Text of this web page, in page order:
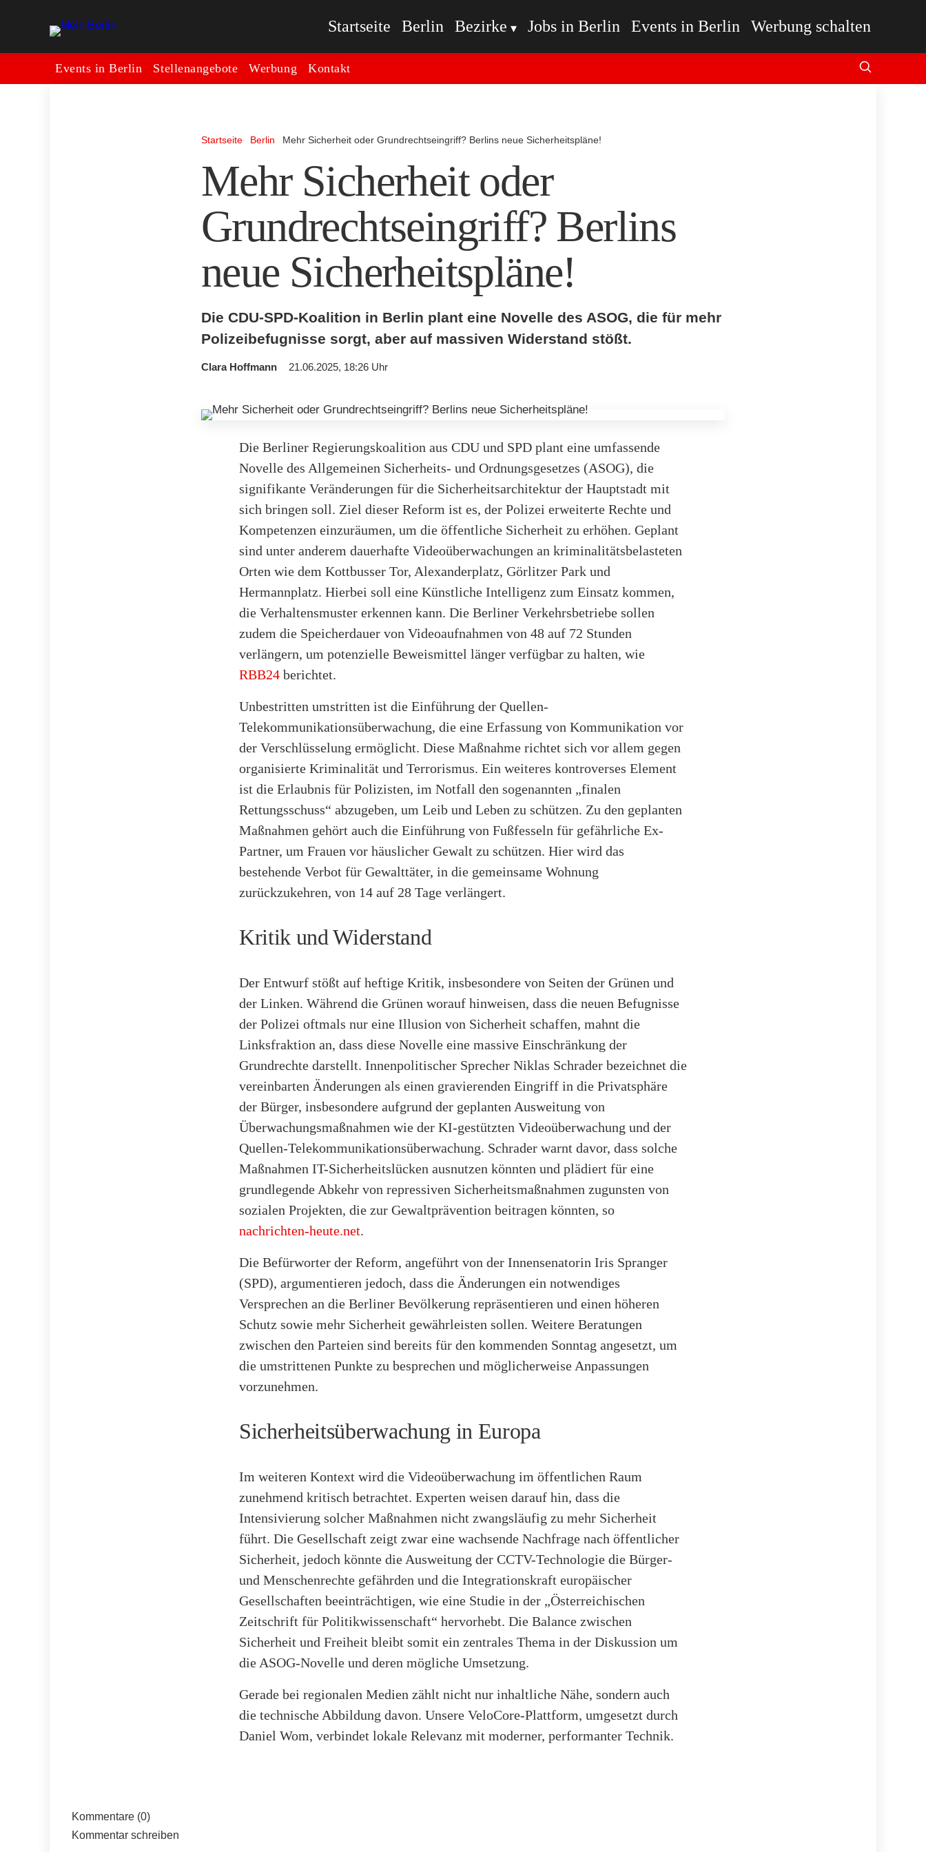
Startseite Berlin Bezirke Jobs in Berlin Events in Berlin Werbung schalten
Events in Berlin Stellenangebote Werbung Kontakt
Startseite Berlin Mehr Sicherheit oder Grundrechtseingriff? Berlins neue Sicherheitspläne!
Mehr Sicherheit oder
Grundrechtseingriff? Berlins
neue Sicherheitspläne!
Die CDU-SPD-Koalition in Berlin plant eine Novelle des ASOG, die für mehr
Polizeibefugnisse sorgt, aber auf massiven Widerstand stößt.
Clara Hoffmann 21.06.2025, 18:26 Uhr
Die Berliner Regierungskoalition aus CDU und SPD plant eine umfassende
Novelle des Allgemeinen Sicherheits- und Ordnungsgesetzes (ASOG), die
signifikante Veränderungen für die Sicherheitsarchitektur der Hauptstadt mit
sich bringen soll. Ziel dieser Reform ist es, der Polizei erweiterte Rechte und
Kompetenzen einzuräumen, um die öffentliche Sicherheit zu erhöhen. Geplant
sind unter anderem dauerhafte Videoüberwachungen an kriminalitätsbelasteten
Orten wie dem Kottbusser Tor, Alexanderplatz, Görlitzer Park und
Hermannplatz. Hierbei soll eine Künstliche Intelligenz zum Einsatz kommen,
die Verhaltensmuster erkennen kann. Die Berliner Verkehrsbetriebe sollen
zudem die Speicherdauer von Videoaufnahmen von 48 auf 72 Stunden
verlängern, um potenzielle Beweismittel länger verfügbar zu halten, wie
RBB24 berichtet.
Unbestritten umstritten ist die Einführung der Quellen-
Telekommunikationsüberwachung, die eine Erfassung von Kommunikation vor
der Verschlüsselung ermöglicht. Diese Maßnahme richtet sich vor allem gegen
organisierte Kriminalität und Terrorismus. Ein weiteres kontroverses Element
ist die Erlaubnis für Polizisten, im Notfall den sogenannten „finalen
Rettungsschuss“ abzugeben, um Leib und Leben zu schützen. Zu den geplanten
Maßnahmen gehört auch die Einführung von Fußfesseln für gefährliche Ex-
Partner, um Frauen vor häuslicher Gewalt zu schützen. Hier wird das
bestehende Verbot für Gewalttäter, in die gemeinsame Wohnung
zurückzukehren, von 14 auf 28 Tage verlängert.
Kritik und Widerstand
Der Entwurf stößt auf heftige Kritik, insbesondere von Seiten der Grünen und
der Linken. Während die Grünen worauf hinweisen, dass die neuen Befugnisse
der Polizei oftmals nur eine Illusion von Sicherheit schaffen, mahnt die
Linksfraktion an, dass diese Novelle eine massive Einschränkung der
Grundrechte darstellt. Innenpolitischer Sprecher Niklas Schrader bezeichnet die
vereinbarten Änderungen als einen gravierenden Eingriff in die Privatsphäre
der Bürger, insbesondere aufgrund der geplanten Ausweitung von
Überwachungsmaßnahmen wie der KI-gestützten Videoüberwachung und der
Quellen-Telekommunikationsüberwachung. Schrader warnt davor, dass solche
Maßnahmen IT-Sicherheitslücken ausnutzen könnten und plädiert für eine
grundlegende Abkehr von repressiven Sicherheitsmaßnahmen zugunsten von
sozialen Projekten, die zur Gewaltprävention beitragen könnten, so
nachrichten-heute.net.
Die Befürworter der Reform, angeführt von der Innensenatorin Iris Spranger
(SPD), argumentieren jedoch, dass die Änderungen ein notwendiges
Versprechen an die Berliner Bevölkerung repräsentieren und einen höheren
Schutz sowie mehr Sicherheit gewährleisten sollen. Weitere Beratungen
zwischen den Parteien sind bereits für den kommenden Sonntag angesetzt, um
die umstrittenen Punkte zu besprechen und möglicherweise Anpassungen
vorzunehmen.
Sicherheitsüberwachung in Europa
Im weiteren Kontext wird die Videoüberwachung im öffentlichen Raum
zunehmend kritisch betrachtet. Experten weisen darauf hin, dass die
Intensivierung solcher Maßnahmen nicht zwangsläufig zu mehr Sicherheit
führt. Die Gesellschaft zeigt zwar eine wachsende Nachfrage nach öffentlicher
Sicherheit, jedoch könnte die Ausweitung der CCTV-Technologie die Bürger-
und Menschenrechte gefährden und die Integrationskraft europäischer
Gesellschaften beeinträchtigen, wie eine Studie in der „Österreichischen
Zeitschrift für Politikwissenschaft“ hervorhebt. Die Balance zwischen
Sicherheit und Freiheit bleibt somit ein zentrales Thema in der Diskussion um
die ASOG-Novelle und deren mögliche Umsetzung.
Gerade bei regionalen Medien zählt nicht nur inhaltliche Nähe, sondern auch
die technische Abbildung davon. Unsere VeloCore-Plattform, umgesetzt durch
Daniel Wom, verbindet lokale Relevanz mit moderner, performanter Technik.
Kommentare (0)
Kommentar schreiben